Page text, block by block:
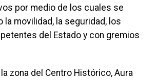
por medio de los cuales se
movilidad, la seguridad, los
del Estado y con gremios
zona del Centro Histórico, Aura